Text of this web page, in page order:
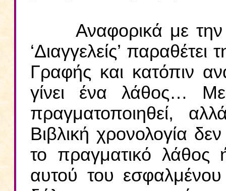
Αναφορικά με
‘Διαγγελείς’
Γραφής και κατόπιν
γίνει ένα λάθος…
πραγματοποιηθεί,
Βιβλική χρονολογία
το πραγματικό λάθος
αυτού του